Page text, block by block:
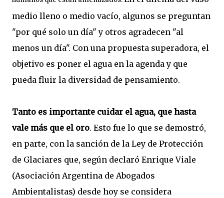
medio lleno o medio vacío, algunos se preguntan
"por qué solo un día" y otros agradecen "al
menos un día". Con una propuesta superadora, el
objetivo es poner el agua en la agenda y que
pueda fluir la diversidad de pensamiento.
Tanto es importante cuidar el agua, que hasta
vale más que el oro. Esto fue lo que se demostró,
en parte, con la sanción de la Ley de Protección
de Glaciares que, según declaró Enrique Viale
(Asociación Argentina de Abogados
Ambientalistas) desde hoy se considera